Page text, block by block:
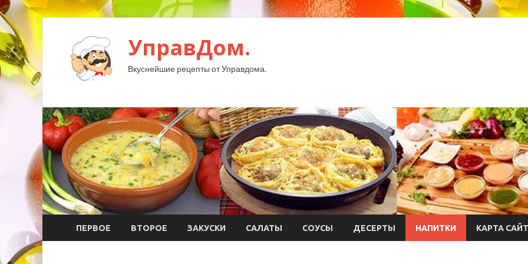
УправДом.
Вкуснейшие рецепты от Управдома.
ПЕРВОЕ ВТОРОЕ ЗАКУСКИ САЛАТЫ СОУСЫ ДЕСЕРТЫ НАПИТКИ КАРТА